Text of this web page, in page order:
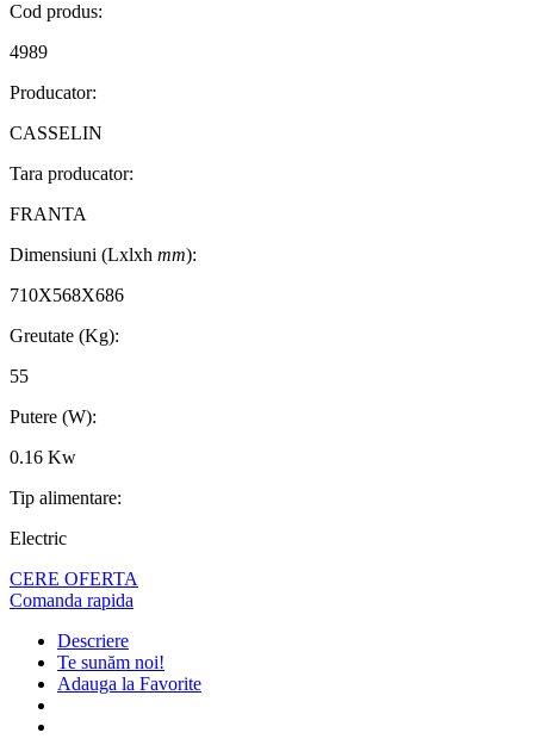
Cod produs:
4989
Producator:
CASSELIN
Tara producator:
FRANTA
Dimensiuni (Lxlxh mm):
710X568X686
Greutate (Kg):
55
Putere (W):
0.16 Kw
Tip alimentare:
Electric
CERE OFERTA
Comanda rapida
Descriere
Te sunăm noi!
Adauga la Favorite